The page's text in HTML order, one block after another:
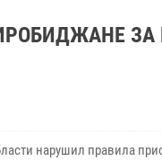
нарушил правила